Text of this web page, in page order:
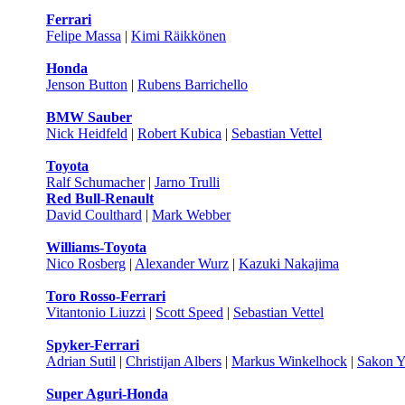
Ferrari
Felipe Massa | Kimi Räikkönen
Honda
Jenson Button | Rubens Barrichello
BMW Sauber
Nick Heidfeld | Robert Kubica | Sebastian Vettel
Toyota
Ralf Schumacher| Jarno Trulli
Red Bull-Renault
David Coulthard | Mark Webber
Williams-Toyota
Nico Rosberg | Alexander Wurz | Kazuki Nakajima
Toro Rosso-Ferrari
Vitantonio Liuzzi | Scott Speed | Sebastian Vettel
Spyker-Ferrari
Adrian Sutil | Christijan Albers | Markus Winkelhock | Sakon
Super Aguri-Honda